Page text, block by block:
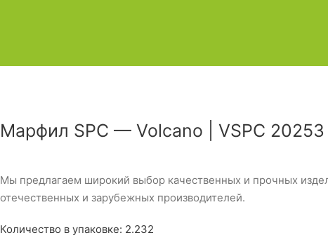
Марфил SPC — Volcano | VSPC 20253
Мы предлагаем широкий выбор качественных и прочных
отечественных и зарубежных производителей.
Количество в упаковке: 2.232